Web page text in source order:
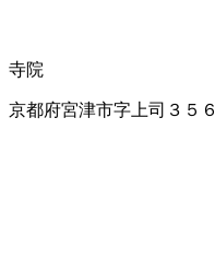
寺院
京都府宮津市字上司３５６